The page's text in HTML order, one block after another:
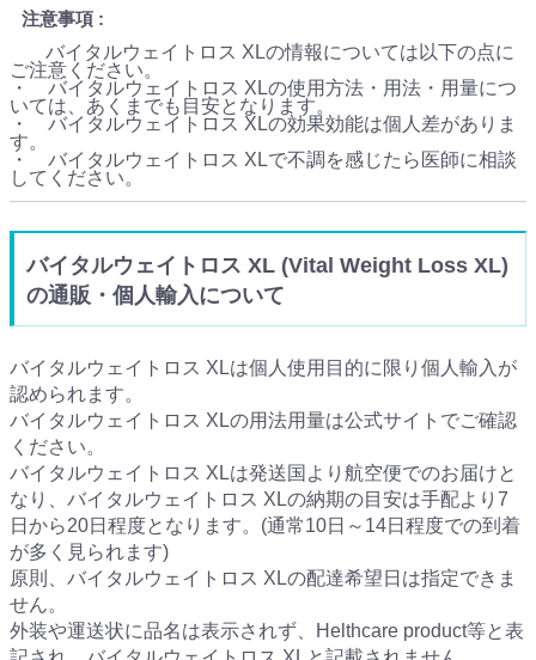
注意事項
バイタルウェイトロス XLの情報については以下の点に
ご注意ください。
・ バイタルウェイトロス XLの使用方法・用法・用量につ
いては、あくまでも目安となります。
・ バイタルウェイトロス XLの効果効能は個人差がありま
す。
・ バイタルウェイトロス XLで不調を感じたら医師に相談
してください。
バイタルウェイトロス XL (Vital Weight Loss XL)
の通販・個人輸入について
バイタルウェイトロス XLは個人使用目的に限り個人輸入が
認められます。
バイタルウェイトロス XLの用法用量は公式サイトでご確認
ください。
バイタルウェイトロス XLは発送国より航空便でのお届けと
なり、バイタルウェイトロス XLの納期の目安は手配より7
日から20日程度となります。(通常10日～14日程度での到着
が多く見られます)
原則、バイタルウェイトロス XLの配達希望日は指定できま
せん。
外装や運送状に品名は表示されず、Helthcare product等と表